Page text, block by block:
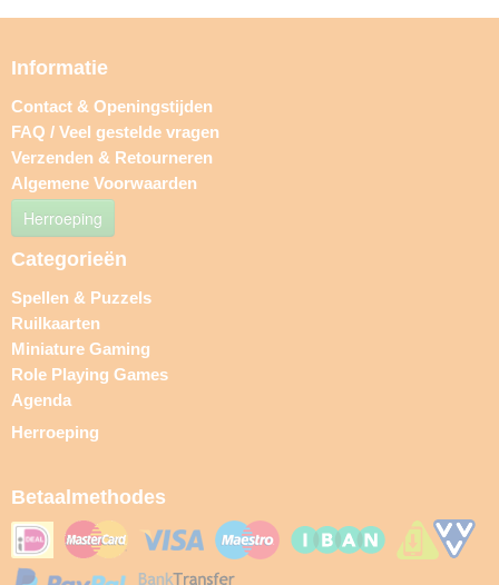
Informatie
Contact & Openingstijden
FAQ / Veel gestelde vragen
Verzenden & Retourneren
Algemene Voorwaarden
Herroeping
Categorieën
Spellen & Puzzels
Ruilkaarten
Miniature Gaming
Role Playing Games
Agenda
Herroeping
Betaalmethodes